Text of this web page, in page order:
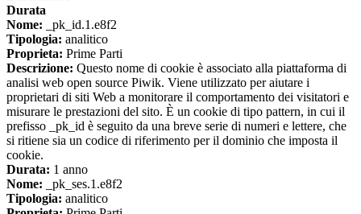
Durata
Nome: _pk_id.1.e8f2
Tipologia: analitico
Proprieta: Prime Parti
Descrizione: Questo nome di cookie è associato alla piattaforma di
analisi web open source Piwik. Viene utilizzato per aiutare i
proprietari di siti Web a monitorare il comportamento dei visitatori e
misurare le prestazioni del sito. È un cookie di tipo pattern, in cui il
prefisso _pk_id è seguito da una breve serie di numeri e lettere, che
si ritiene sia un codice di riferimento per il dominio che imposta il
cookie.
Durata: 1 anno
Nome: _pk_ses.1.e8f2
Tipologia: analitico